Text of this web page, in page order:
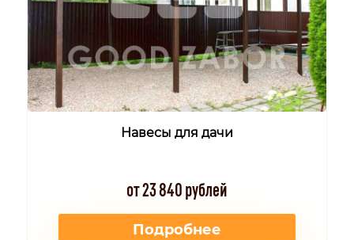
Навесы для дачи
от 23 840 рублей
Подробнее